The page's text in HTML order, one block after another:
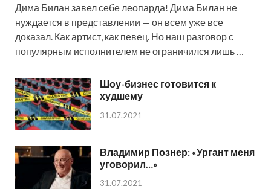
Дима Билан завел себе леопарда! Дима Билан не
нуждается в представлении — он всем уже все
доказал. Как артист, как певец. Но наш разговор с
популярным исполнителем не ограничился лишь …
Шоу-бизнес готовится к
худшему
31.07.2021
Владимир Познер: «Ургант меня
уговорил…»
31.07.2021